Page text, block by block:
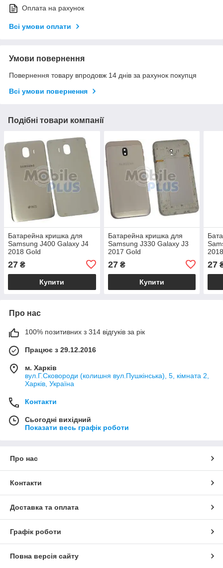
Оплата на рахунок
Всі умови оплати
Умови повернення
Повернення товару впродовж 14 днів за рахунок покупця
Всі умови повернення
Подібні товари компанії
Батарейна кришка для
Samsung J400 Galaxy J4
2018 Gold
27 ₴
Купити
Батарейна кришка для
Samsung J330 Galaxy J3
2017 Gold
27₴
Купити
27
Про нас
100% позитивних з 314 відгуків за рік
Працює з 29.12.2016
м. Харків
вул.Г.Сковороди (колишня вул.Пушкінська), 5, кімната 2,
Харків, Україна
Контакти
Сьогодні вихідний
Показати весь графік роботи
Про нас
Контакти
Доставка та оплата
Графік роботи
Повна версія сайту